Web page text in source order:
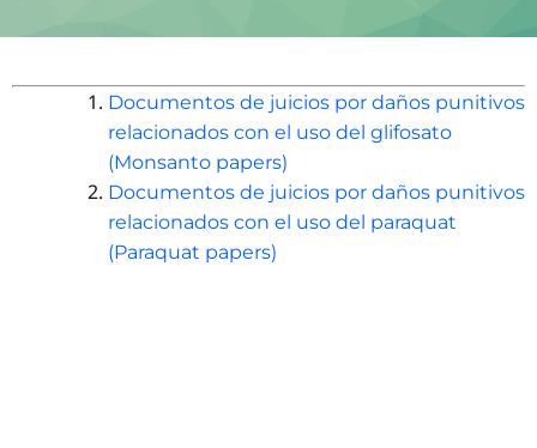
Documentos de juicios por daños punitivos
relacionados con el uso del glifosato
(Monsanto papers)
Documentos de juicios por daños punitivos
relacionados con el uso del paraquat
(Paraquat papers)